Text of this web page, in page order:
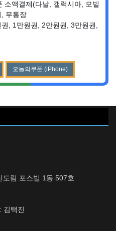
소액결제(다날, 갤럭시아, 모빌
무통장
, 1만원권, 2만원권, 3만원권,
오늘의쿠폰 (iPhone)
도림 포스빌 1동 507호
김택진